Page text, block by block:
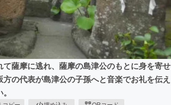
薩摩に逃れ、薩摩の島津公のもとに身を寄せ
の代表が島津公の子孫へと音楽でお礼を伝え